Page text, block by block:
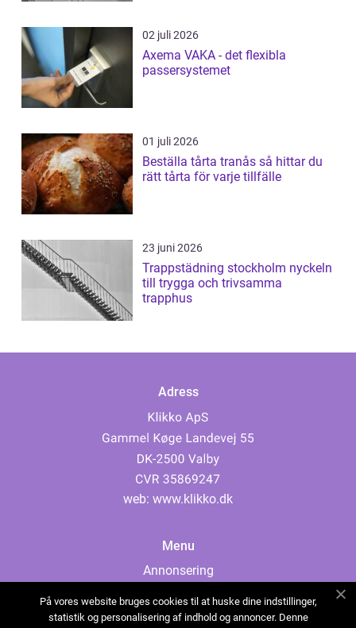
02 juli 2026
Axema VAKA - det flexibla
passersystemet
01 juli 2026
Beställa tårta tranås så hittar du
rätt tårta för varje tillfälle
23 juni 2026
Trappstädning stockholm nyckeln
till trygga och trivsamma
trapphus
Adress
web: www.klikko.dk
Menu
Annonsering
Cookies
På vores website bruges cookies til at huske dine indstillinger,
statistik og personalisering af indhold og annoncer. Denne